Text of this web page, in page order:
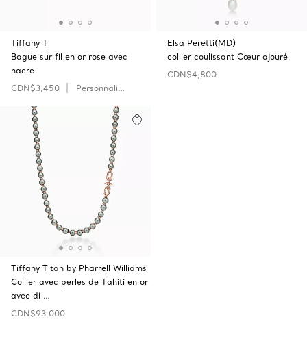
Tiffany T
Bague sur fil en or rose avec
nacre
CDN$3,450
Personnaliser
Elsa Peretti(MD)
collier coulissant Cœur ajouré
CDN$4,800
Tiffany Titan by Pharrell Williams
Collier avec perles de Tahiti en or
avec di …
CDN$93,000